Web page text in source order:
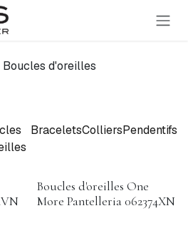
Boucles d'oreilles
BraceletsColliersPendentifs
Boucles d'oreilles One
More Pantelleria 062374XN